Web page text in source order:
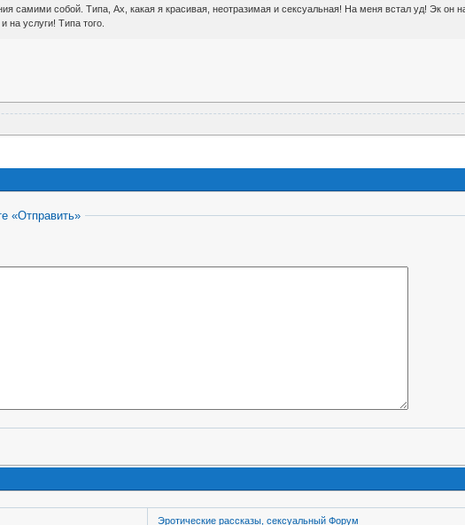
самими собой. Типа, Ах, какая я красивая, неотразимая и сексуальная! На меня встал уд! Эк он
на услуги! Типа того.
«Отправить»
Эротические рассказы, сексуальный Форум